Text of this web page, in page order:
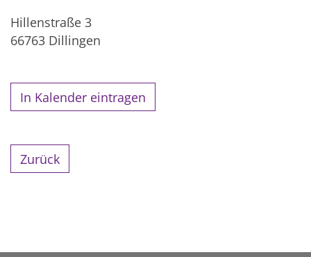
Hillenstraße 3
66763 Dillingen
In Kalender eintragen
Zurück